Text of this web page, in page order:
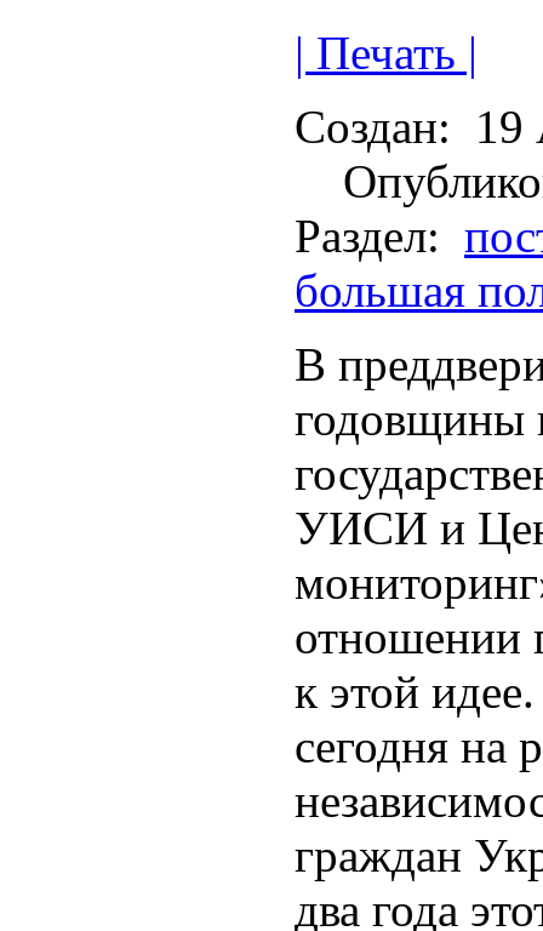
| Печать |
Создан:
19
Раздел:
большая
В
годовщины
УИСИ и
отношении
к этой
сегодня на
граждан
два года